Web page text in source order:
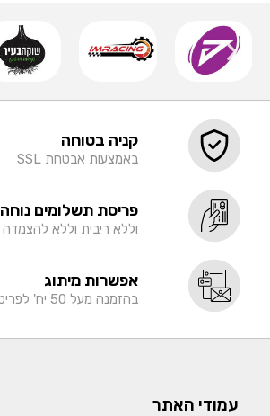
קניה בטוחה
באמצעות אבטחת SSL
פריסת תשלומים נוחה
וללא ריבית וללא להצמדה
אפשרות מיתוג
בהזמנה מעל 50 יח' לפריט
עמודי האתר